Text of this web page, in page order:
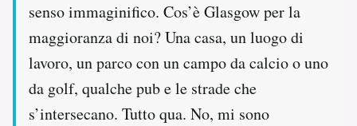
senso immaginifico. Cos’è Glasgow per la
maggioranza di noi? Una casa, un luogo di
lavoro, un parco con un campo da calcio o uno
da golf, qualche pub e le strade che
s’intersecano. Tutto qua. No, mi sono